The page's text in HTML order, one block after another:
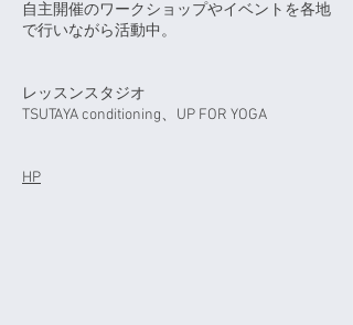
自主開催のワークショップやイベントを各地
で行いながら活動中。
レッスンスタジオ
TSUTAYA conditioning、UP FOR YOGA
​HP